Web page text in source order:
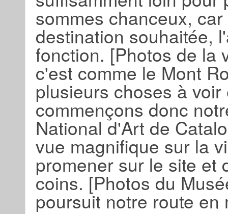
sommes chanceux,
destination souhaitée,
fonction. [Photos de la
c'est comme le Mont
plusieurs choses à
commençons donc
National d'Art de
vue magnifique sur la
promener sur le site et
coins. [Photos du
poursuit notre route